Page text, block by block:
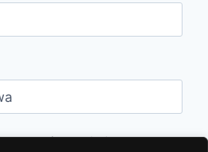
w tej przeglądarce